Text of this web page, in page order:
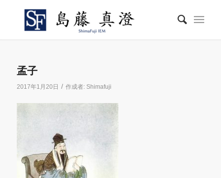
孟子
2017年1月20日 / 作成者: Shimafuji